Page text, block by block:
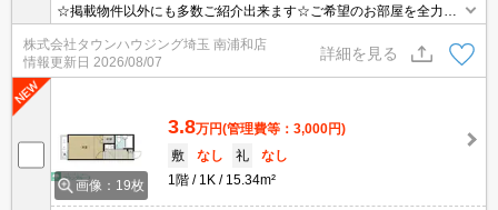
☆掲載物件以外にも多数ご紹介出来ます☆ご希望のお部屋を全力で
お探しさせて頂きます♪
株式会社タウンハウジング埼玉 南浦和店
情報更新日 2026/08/07
詳細を見る
画像：19枚
3.8万円(管理費等：3,000円)
敷
なし 礼
なし
1階
1K 15.34m²